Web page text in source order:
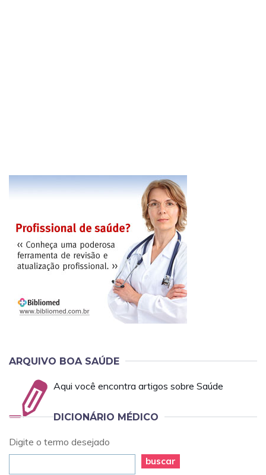
ARQUIVO BOA SAÚDE
Aqui você encontra artigos sobre Saúde
DICIONÁRIO MÉDICO
Digite o termo desejado
buscar